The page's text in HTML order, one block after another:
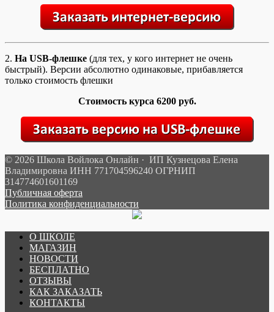
2. На USB-флешке (для тех, у кого интернет не очень
быстрый). Версии абсолютно одинаковые, прибавляется
только стоимость флешки
Стоимость курса 6200 руб.
© 2026 Школа Войлока Онлайн · ИП Кузнецова Елена
Владимировна ИНН 771704596240 ОГРНИП
314774601601169
Публичная оферта
Политика конфиденциальности
О ШКОЛЕ
МАГАЗИН
НОВОСТИ
БЕСПЛАТНО
ОТЗЫВЫ
КАК ЗАКАЗАТЬ
КОНТАКТЫ